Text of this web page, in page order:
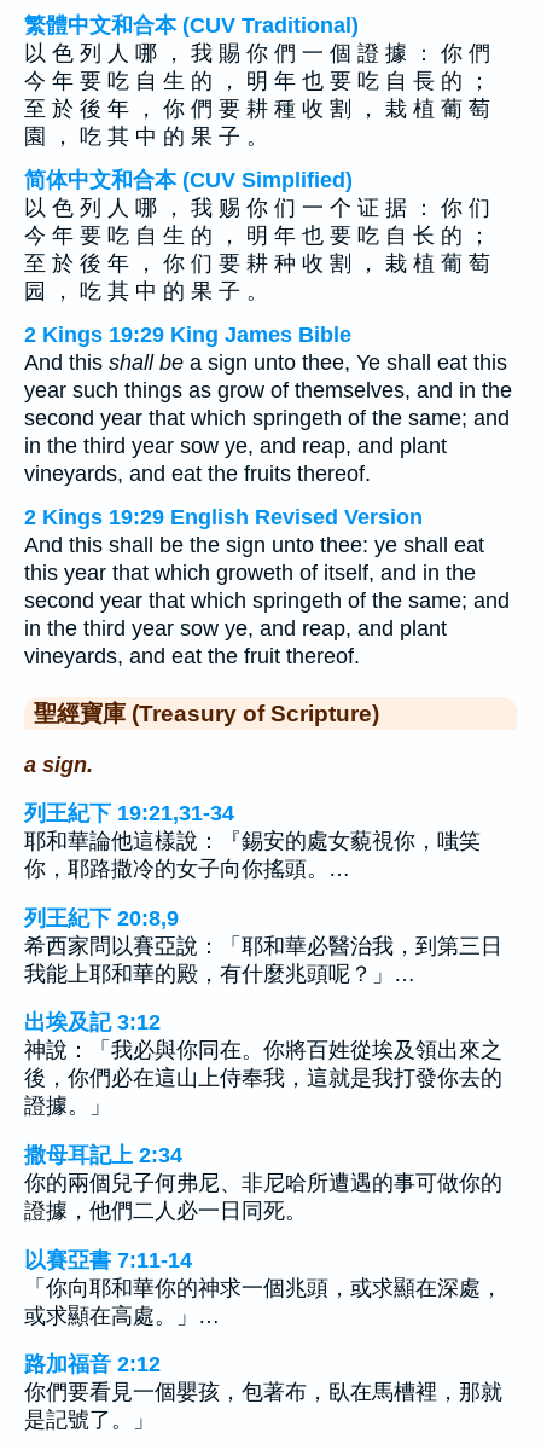
繁體中文和合本 (CUV Traditional)
以 色 列 人 哪 ， 我 賜 你 們 一 個 證 據 ： 你 們
今 年 要 吃 自 生 的 ， 明 年 也 要 吃 自 長 的 ；
至 於 後 年 ， 你 們 要 耕 種 收 割 ， 栽 植 葡 萄
園 ， 吃 其 中 的 果 子 。
简体中文和合本 (CUV Simplified)
以 色 列 人 哪 ， 我 赐 你 们 一 个 证 据 ： 你 们
今 年 要 吃 自 生 的 ， 明 年 也 要 吃 自 长 的 ；
至 於 後 年 ， 你 们 要 耕 种 收 割 ， 栽 植 葡 萄
园 ， 吃 其 中 的 果 子 。
2 Kings 19:29 King James Bible
And this shall be a sign unto thee, Ye shall eat this
year such things as grow of themselves, and in the
second year that which springeth of the same; and
in the third year sow ye, and reap, and plant
vineyards, and eat the fruits thereof.
2 Kings 19:29 English Revised Version
And this shall be the sign unto thee: ye shall eat
this year that which groweth of itself, and in the
second year that which springeth of the same; and
in the third year sow ye, and reap, and plant
vineyards, and eat the fruit thereof.
聖經寶庫 (Treasury of Scripture)
a sign.
列王紀下 19:21,31-34
耶和華論他這樣說：『錫安的處女藐視你，嗤笑
你，耶路撒冷的女子向你搖頭。…
列王紀下 20:8,9
希西家問以賽亞說：「耶和華必醫治我，到第三日
我能上耶和華的殿，有什麼兆頭呢？」…
出埃及記 3:12
神說：「我必與你同在。你將百姓從埃及領出來之
後，你們必在這山上侍奉我，這就是我打發你去的
證據。」
撒母耳記上 2:34
你的兩個兒子何弗尼、非尼哈所遭遇的事可做你的
證據，他們二人必一日同死。
以賽亞書 7:11-14
「你向耶和華你的神求一個兆頭，或求顯在深處，
或求顯在高處。」…
路加福音 2:12
你們要看見一個嬰孩，包著布，臥在馬槽裡，那就
是記號了。」